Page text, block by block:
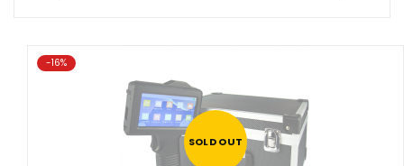
SOLD OUT
-16%